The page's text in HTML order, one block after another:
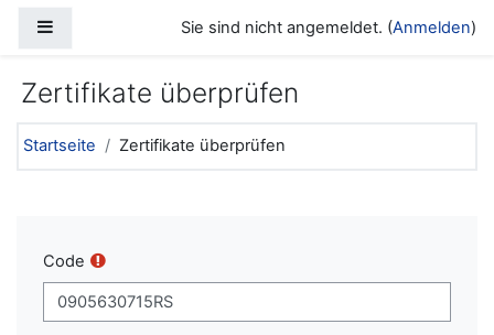
Website-ÜbersichtSie sind nicht angemeldet. (Anmelden)
Zertifikate überprüfen
Startseite Zertifikate überprüfen
Code